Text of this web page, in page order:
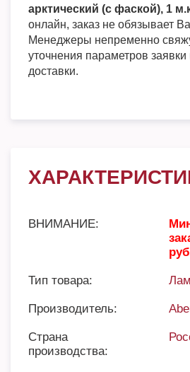
арктический (с фаской), 1
онлайн, заказ не обязывает
Менеджеры непременно
уточнения параметров заявки
доставки.
ВНИМАНИЕ:
Тип товара:
Производитель:
Страна
производства: